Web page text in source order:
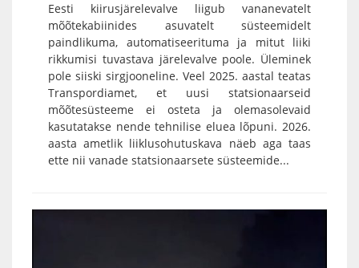
Eesti kiirusjärelevalve liigub vananevatelt
mõõtekabiinides asuvatelt süsteemidelt
paindlikuma, automatiseerituma ja mitut liiki
rikkumisi tuvastava järelevalve poole. Üleminek
pole siiski sirgjooneline. Veel 2025. aastal teatas
Transpordiamet, et uusi statsionaarseid
mõõtesüsteeme ei osteta ja olemasolevaid
kasutatakse nende tehnilise eluea lõpuni. 2026.
aasta ametlik liiklusohutuskava näeb aga taas
ette nii vanade statsionaarsete süsteemide...